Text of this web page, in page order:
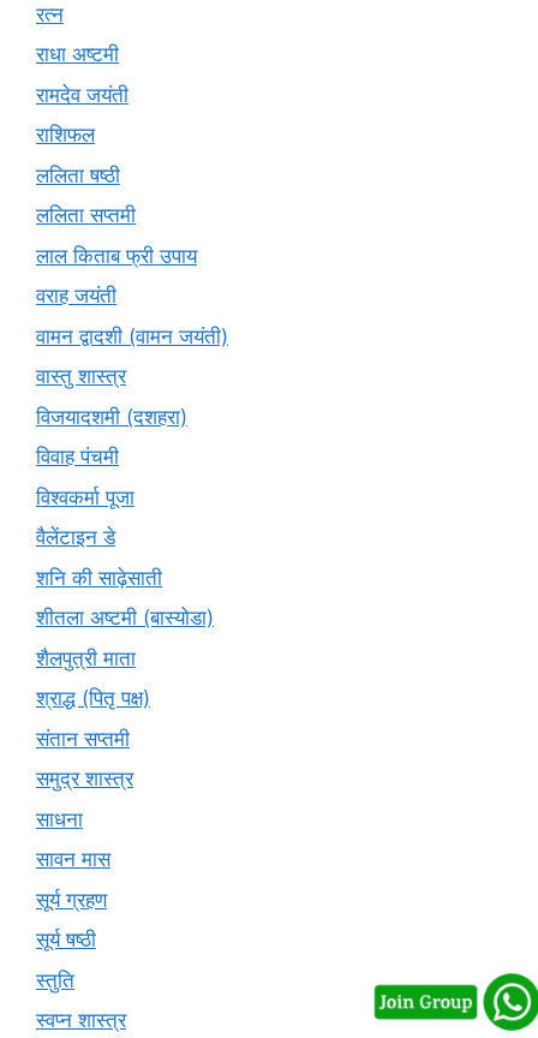
रत्न
राधा अष्टमी
रामदेव जयंती
राशिफल
ललिता षष्ठी
ललिता सप्तमी
लाल किताब फ्री उपाय
वराह जयंती
वामन द्वादशी (वामन जयंती)
वास्तु शास्त्र
विजयादशमी (दशहरा)
विवाह पंचमी
विश्वकर्मा पूजा
वैलेंटाइन डे
शनि की साढ़ेसाती
शीतला अष्टमी (बास्योडा)
शैलपुत्री माता
श्राद्ध (पितृ पक्ष)
संतान सप्तमी
समुद्र शास्त्र
साधना
सावन मास
सूर्य ग्रहण
सूर्य षष्ठी
स्तुति
स्वप्न शास्त्र